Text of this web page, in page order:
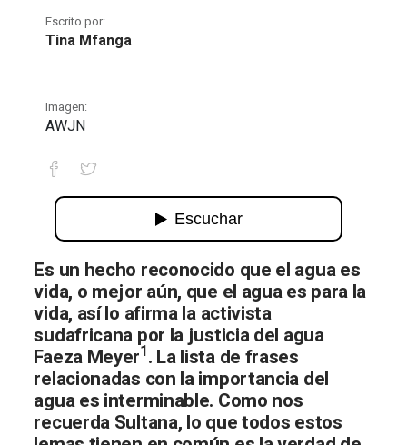
Escrito por:
Tina Mfanga
Imagen:
AWJN
La Red Africana por la Justicia del
Es un hecho reconocido que el agua es
vida, o mejor aún, que el agua es para la
vida, así lo afirma la activista
sudafricana por la justicia del agua
Faeza Meyer1. La lista de frases
relacionadas con la importancia del
agua es interminable. Como nos
recuerda Sultana, lo que todos estos